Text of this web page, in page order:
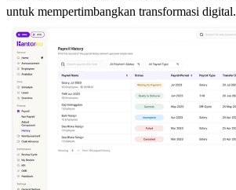
untuk mempertimbangkan transformasi digital.